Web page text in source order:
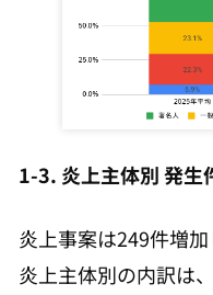
1-3. 炎上主体別 発生
炎上事案は249件増加
炎上主体別の内訳は